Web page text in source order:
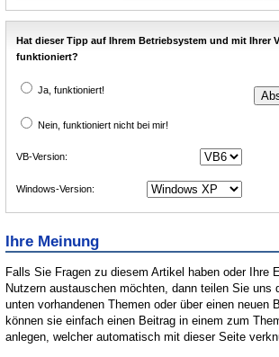
Hat dieser Tipp auf Ihrem Betriebsystem und mit Ihrer
funktioniert?
Ja, funktioniert!
Nein, funktioniert nicht bei mir!
VB-Version:
Windows-Version:
Ihre Meinung
Falls Sie Fragen zu diesem Artikel haben oder Ihre
Nutzern austauschen möchten, dann teilen Sie uns
unten vorhandenen Themen oder über einen neuen
können sie einfach einen Beitrag in einem zum
anlegen, welcher automatisch mit dieser Seite